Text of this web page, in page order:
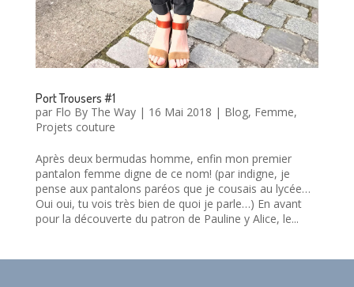
Port Trousers #1
par Flo By The Way| 16 Mai 2018 | Blog, Femme,
Projets couture
Après deux bermudas homme, enfin mon premier
pantalon femme digne de ce nom! (par indigne, je
pense aux pantalons paréos que je cousais au lycée…
Oui oui, tu vois très bien de quoi je parle…) En avant
pour la découverte du patron de Pauline y Alice, le...